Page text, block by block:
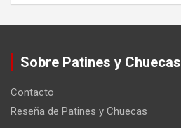
Sobre Patines y Chuecas
Contacto
Reseña de Patines y Chuecas